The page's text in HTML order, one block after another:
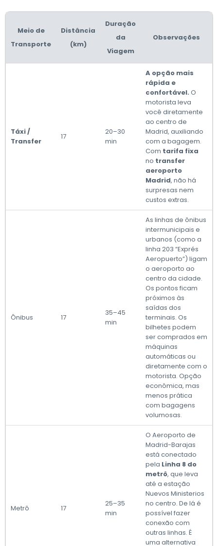
Meio de
Transporte
Distância
(km)
Duração
da
Viagem
Observações
Táxi /
Transfer
17
20–30
min
A opção mais
rápida e
confortável. O
motorista leva
você diretamente
ao centro de
Madrid, auxiliando
com a bagagem.
Com tarifa fixa
no transfer
aeroporto
Madrid, não há
surpresas nem
custos extras.
Ônibus 17
35–45
min
As linhas de ônibus
intermunicipais e
urbanos (como a
linha 203 “Exprés
Aeropuerto”) ligam
o aeroporto ao
centro da cidade.
Os pontos ficam
próximos às
saídas dos
terminais. Os
bilhetes podem
ser comprados em
máquinas
automáticas ou
diretamente com o
motorista. Opção
econômica, mas
menos prática
com bagagens
volumosas.
Metrô 17
25–35
min
O Aeroporto de
Madrid-Barajas
está conectado
pela Linha 8 do
metrô, que leva
até a estação
Nuevos Ministerios
no centro. De lá é
possível fazer
conexão com
outras linhas. É
uma alternativa